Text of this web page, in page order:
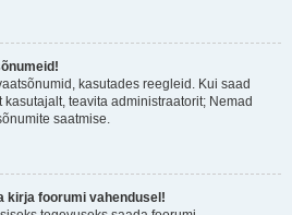
kasutades reegleid. Kui saad
teavita administraatorit; Nemad
saatmise.
kirja foorumi vahendusel!